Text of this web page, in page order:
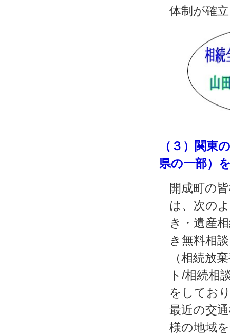
体制が確
（３）関東
県の一部）
開成町の
は、次の
き・遺産
き無料相
（相続放
ト/相続相
をしてお
最近の交
様の地域